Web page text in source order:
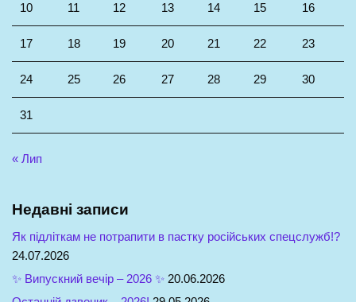
10 11 12 13 14 15 16
17 18 19 20 21 22 23
24 25 26 27 28 29 30
31
« Лип
Недавні записи
Як підліткам не потрапити в пастку російських спецслужб!?
24.07.2026
✨ Випускний вечір – 2026 ✨ 20.06.2026